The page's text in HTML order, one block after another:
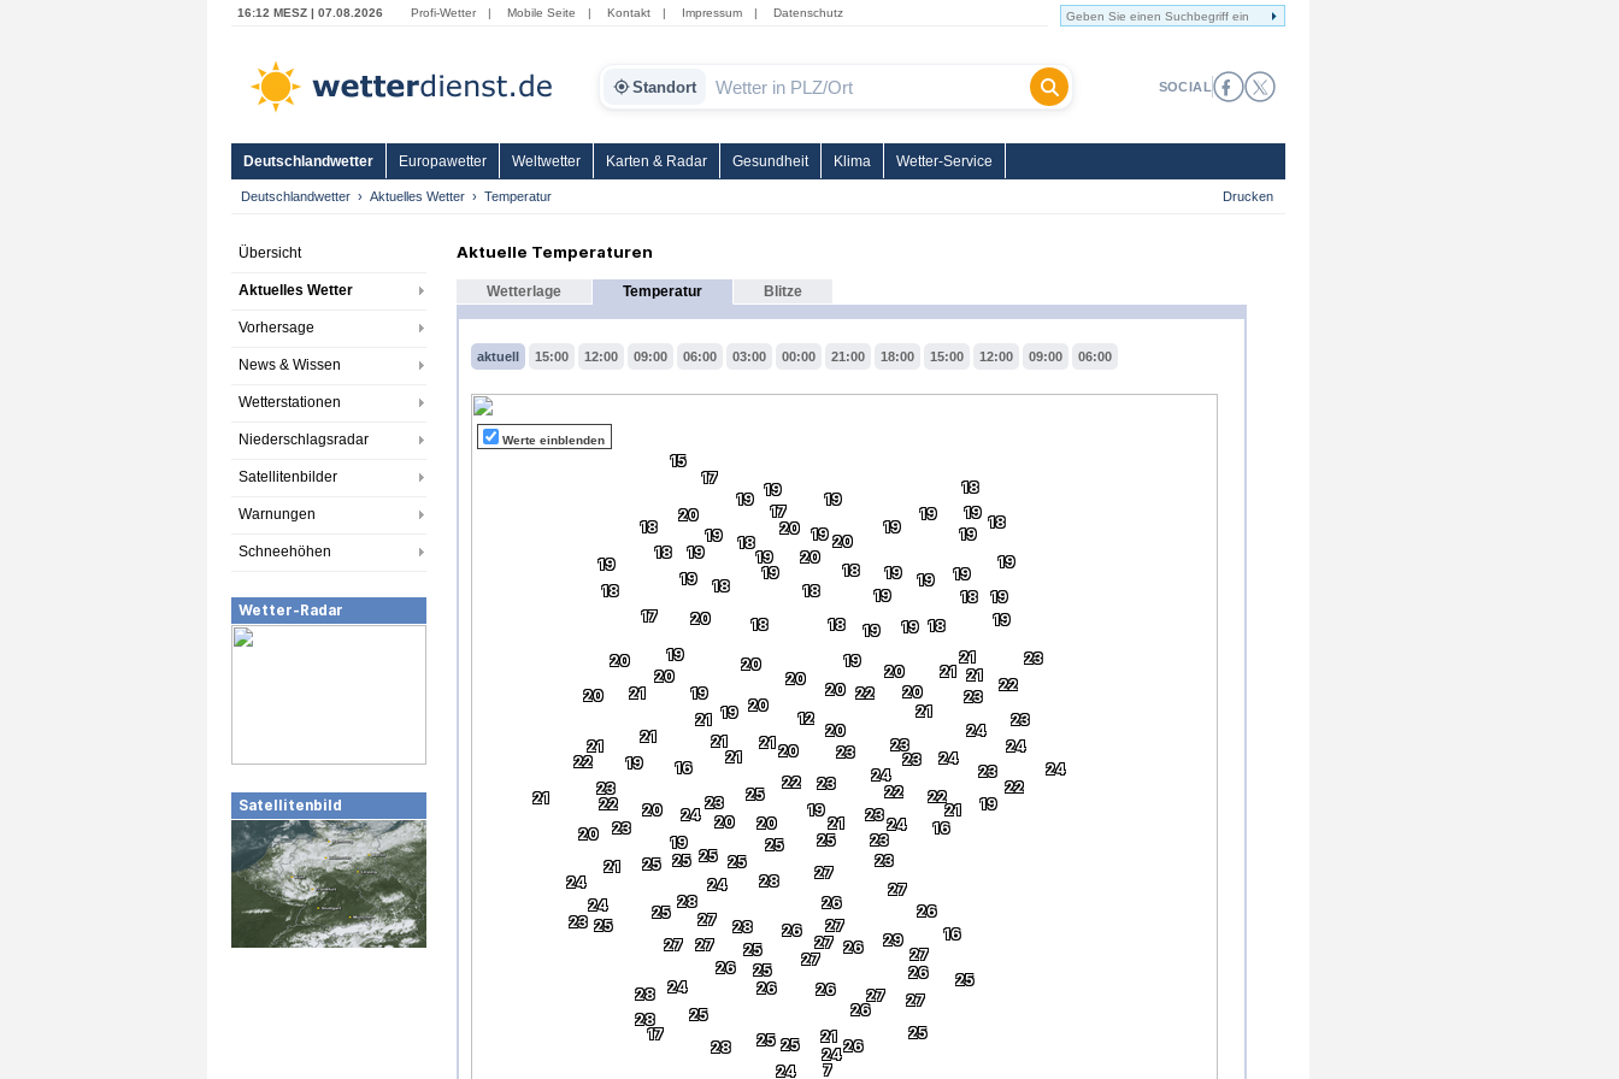
16:12 MESZ | 07.08.2026 Profi-Wetter | Mobile Seite | Kontakt | Impressum | Datenschutz
Standort SOCIAL
Deutschlandwetter Europawetter Weltwetter Karten & Radar Gesundheit Klima Wetter-Service
Deutschlandwetter Aktuelles Wetter Temperatur Drucken
Übersicht
Aktuelles Wetter
Vorhersage
News & Wissen
Wetterstationen
Niederschlagsradar
Satellitenbilder
Warnungen
Schneehöhen
Wetter-Radar
Satellitenbild
Aktuelle Temperaturen
Wetterlage Temperatur Blitze
aktuell 15:00 12:00 09:00 06:00 03:00 00:00 21:00 18:00 15:00 12:00 09:00 06:00
Werte einblenden
21
20
20
23
19
18
23
26
27
19
23
20 21
21
23
26
18
20
22
20
20
19 18
12
22
25
23
19
19
24
20
23
22
22
19
18
23
21
19
18
17
26
16
25
28
24
17
25
19
24
25
26
20
22
24
19
24
26
21
19
18
16
19
21
19
20
27
20
18
25
23
21
20
24
18
16
25
25
17
25
19
25
23
28
19
28
25
17
20 23
23
18
25
22
22
20
21
15
20
18
19
19
22
28
23
21
20
19
24
27
27
27
26
21
23
21
25
18
19
20
26
24
25
28
24
24
19
24
21
19
19
29
27
19
27
25
19
20
21
23
19
19
19
18
19
18
25
27
26
24
24
19
19
26
20
27 26
21
19
20
27
25
27
21
20
21
23
28
19
7